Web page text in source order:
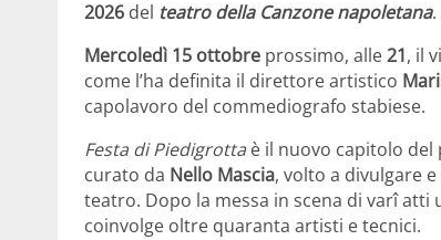
2026 del teatro della Canzone napoletana.
Mercoledì 15 ottobre prossimo, alle21, il
come l’ha definita il direttore artistico
capolavoro del commediografo stabiese.
Festa di Piedigrotta è il nuovo capitolo
curato da Nello Mascia, volto a divulgare
teatro. Dopo la messa in scena di varî
coinvolge oltre quaranta artisti e tecnici.